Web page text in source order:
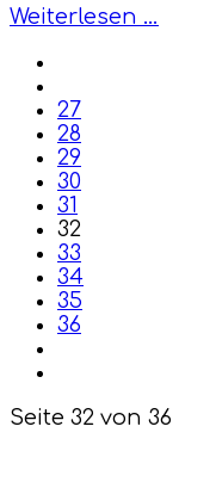
Weiterlesen …
27
28
29
30
31
32
33
34
35
36
Seite 32 von 36